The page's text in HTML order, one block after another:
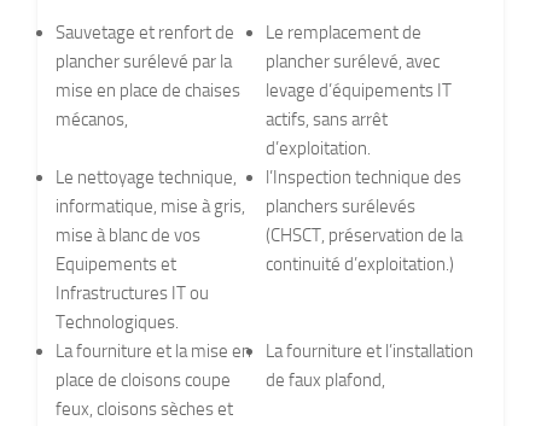
Sauvetage et renfort de
plancher surélevé par la
mise en place de chaises
mécanos,
Le remplacement de
plancher surélevé, avec
levage d’équipements IT
actifs, sans arrêt
d’exploitation.
Le nettoyage technique,
informatique, mise à gris,
mise à blanc de vos
Equipements et
Infrastructures IT ou
Technologiques.
l’Inspection technique des
planchers surélevés
(CHSCT, préservation de la
continuité d’exploitation.)
La fourniture et la mise en
place de cloisons coupe
feux, cloisons sèches et
La fourniture et l’installation
de faux plafond,